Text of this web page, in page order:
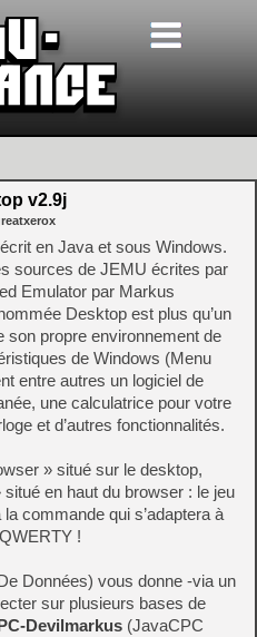
v2.9j
en Java et sous Windows.
sources de JEMU écrites par
Emulator par Markus
Desktop est plus qu’un
son propre environnement de
de Windows (Menu
entre autres un logiciel de
une calculatrice pour votre
et d’autres fonctionnalités.
» situé sur le desktop,
en haut du browser : le jeu
commande qui s’adaptera à
!
Données) vous donne -via un
sur plusieurs bases de
Devilmarkus (JavaCPC